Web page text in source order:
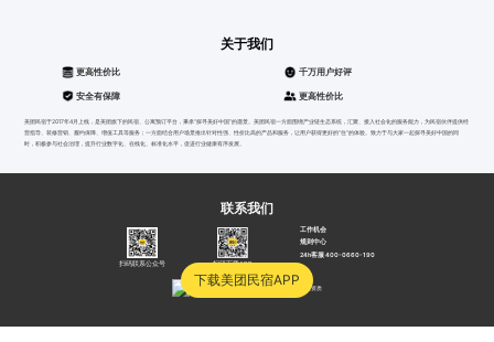
关于我们
更高性价比 千万用户好评
安全有保障 更高性价比
美团民宿于2017年4月上线，是美团旗下的民宿、公寓预订平台，秉承“探寻美好中国”的愿景。美团民宿一方面围绕产业链生态系统，汇聚、接入社会化的服务能力，为民宿伙伴提供经
营指导、装修营销、履约保障、增值工具等服务；一方面结合用户场景推出针对性强、性价比高的产品和服务，让用户获得更好的“住”的体验。致力于与大家一起探寻美好中国的同
时，积极参与社会治理，提升行业数字化、在线化、标准化水平，促进行业健康有序发展。
联系我们
扫码联系公众号 扫码下载APP
工作机会
规则中心
24h客服 400-0660-190
沪公网安备31010502000052号 沪B2-20040012 营业资质
下载美团民宿APP